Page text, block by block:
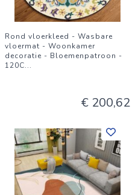
Rond vloerkleed - Wasbare
vloermat - Woonkamer
decoratie - Bloemenpatroon -
120C...
€ 200,62